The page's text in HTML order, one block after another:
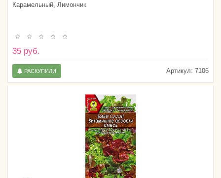
Карамельный, Лимончик
35 руб.
Артикул: 7106
РАСКУПИЛИ